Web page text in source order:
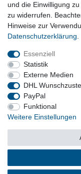
Impressum
©
und die Einwilligung
zu widerrufen.
Hinweise zur
Daten­schutz­erklärung
Essenziell
Statistik
Externe Medien
DHL
PayPal
Funktional
Weitere Einstellungen